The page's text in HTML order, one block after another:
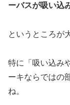
ーバスが吸い込
というところが
特に「吸い込み
ーキならではの
ね。